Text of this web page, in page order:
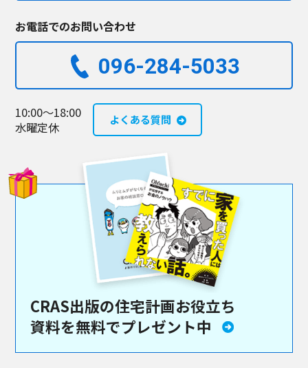
お電話でのお問い合わせ
096-284-5033​
10:00～18:00
水曜定休
よくある質問
CRAS出版の住宅計画お役立ち
資料を無料でプレゼント中